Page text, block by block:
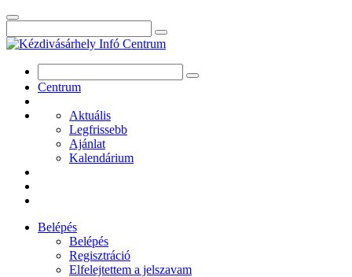
Centrum
Aktuális
Legfrissebb
Ajánlat
Kalendárium
Belépés
Belépés
Regisztráció
Elfelejtettem a jelszavam